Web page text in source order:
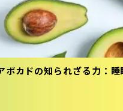
ボカドの知られざる力：